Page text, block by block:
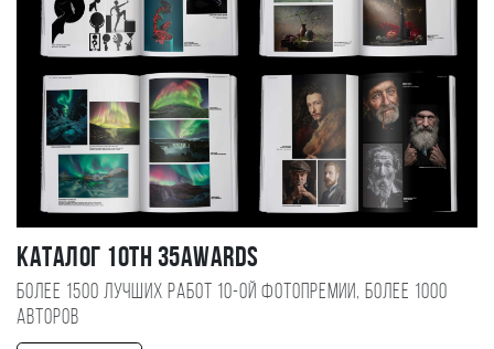
Каталог 10TH 35AWARDS
Более 1500 лучших работ 10-ой фотопремии, более 1000
авторов